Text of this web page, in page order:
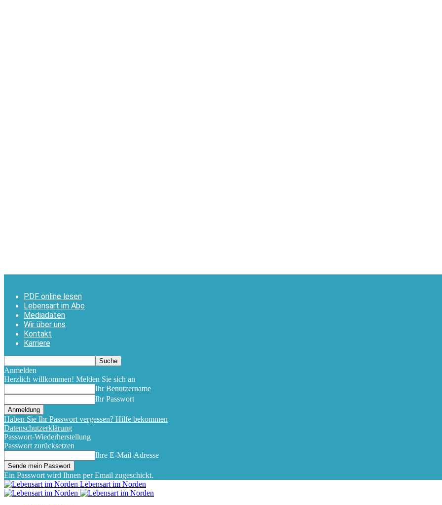
PDF online lesen
Lebensart im Abo
Mediadaten
Wir über uns
Kontakt
Karriere
Anmelden
Herzlich willkommen! Melden Sie sich an
Ihr Benutzername
Ihr Passwort
Haben Sie Ihr Passwort vergessen? Hilfe bekommen
Datenschutzerklärung
Passwort-Wiederherstellung
Passwort zurücksetzen
Ihre E-Mail-Adresse
Ein Passwort wird Ihnen per Email zugeschickt.
Lebensart im Norden